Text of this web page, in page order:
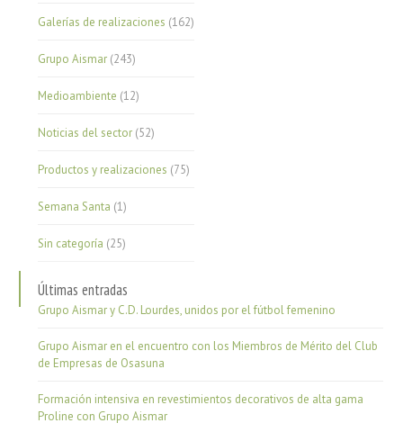
Galerías de realizaciones (162)
Grupo Aismar (243)
Medioambiente (12)
Noticias del sector (52)
Productos y realizaciones (75)
Semana Santa (1)
Sin categoría (25)
Últimas entradas
Grupo Aismar y C.D. Lourdes, unidos por el fútbol femenino
Grupo Aismar en el encuentro con los Miembros de Mérito del Club
de Empresas de Osasuna
Formación intensiva en revestimientos decorativos de alta gama
Proline con Grupo Aismar